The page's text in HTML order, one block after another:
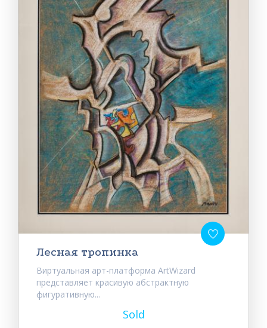
Лесная тропинка
Виртуальная арт-платформа ArtWizard
представляет красивую абстрактную
фигуративную...
Sold